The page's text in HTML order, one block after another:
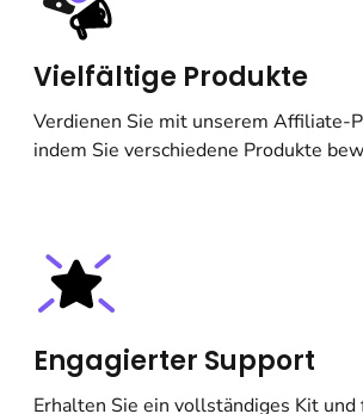
Vielfältige Produkte
Verdienen Sie mit unserem Affiliate-
indem Sie verschiedene Produkte
Engagierter Support
Erhalten Sie ein vollständiges Kit und